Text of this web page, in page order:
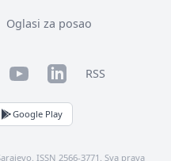
Oglasi za posao
YouTubeLinkedInRSS
Google Play
ISSN 2566-3771. Sva prava